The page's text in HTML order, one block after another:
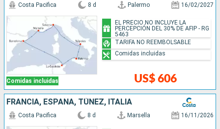
Comidas incluidas
Costa Pacifica 8 d Palermo 16/02/2027
US$ 606
EL PRECIO NO INCLUYE LA
PERCEPCIÓN DEL 30% DE AFIP - RG
5463
TARIFA NO REEMBOLSABLE
Comidas incluidas
FRANCIA, ESPAÑA, TÚNEZ, ITALIA
Costa Pacifica 8 d Marsella 16/11/2026